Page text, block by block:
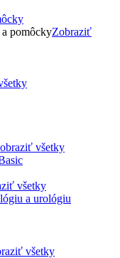
pomôckyZobraziť
všetky
všetky
všetky